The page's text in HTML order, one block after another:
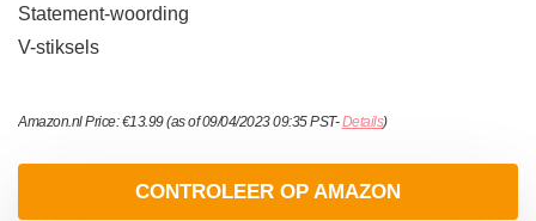
Statement-woording
V-stiksels
Amazon.nl Price:€13.99(as of 09/04/2023 09:35 PST-Details)
CONTROLEER OP AMAZON